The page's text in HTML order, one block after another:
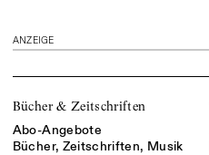
ANZEIGE
Bücher & Zeitschriften
Abo-Angebote
Bücher, Zeitschriften, Musik